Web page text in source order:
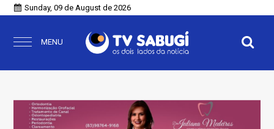
Sunday, 09 de August de 2026
MENU